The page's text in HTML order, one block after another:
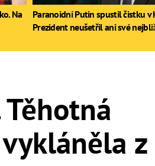
z
Na
Paranoidní Putin spustil čistku v
Prezident neušetřil ani své